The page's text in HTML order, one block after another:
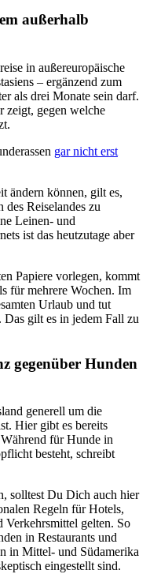
außerhalb
in außereuropäische
– ergänzend zum
als drei Monate sein darf.
zeigt, gegen welche
gar nicht erst
ändern können, gilt es,
Reiselandes zu
Leinen- und
ist das heutzutage aber
Papiere vorlegen, kommt
für mehrere Wochen. Im
Urlaub und tut
gilt es in jedem Fall zu
gegenüber Hunden
generell um die
Hier gibt es bereits
für Hunde in
besteht, schreibt
solltest Du Dich auch hier
Regeln für Hotels,
Verkehrsmittel gelten. So
in Restaurants und
in Mittel- und Südamerika
eingestellt sind.